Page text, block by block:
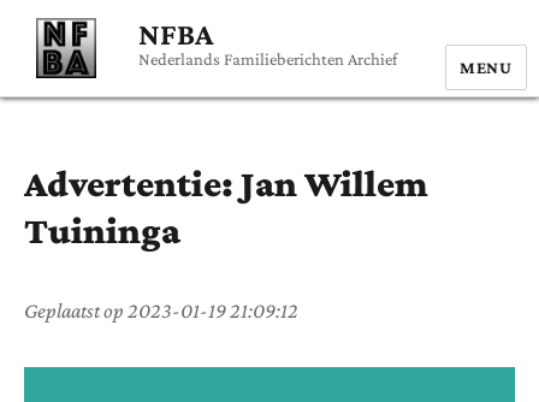
NFBA
Nederlands Familieberichten Archief MENU
Advertentie: Jan Willem
Tuininga
Geplaatst op 2023-01-19 21:09:12